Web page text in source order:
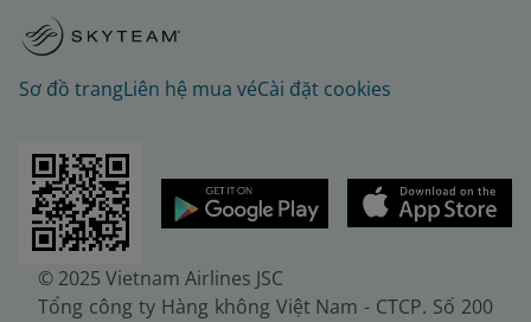
Sơ đồ trangLiên hệ mua véCài đặt cookies
© 2025 Vietnam Airlines JSC
Tổng công ty Hàng không Việt Nam - CTCP. Số 200